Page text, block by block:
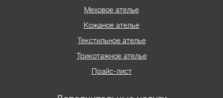
Меховое ателье
Кожаное ателье
Текстильное ателье
Трикотажное ателье
Прайс-лист